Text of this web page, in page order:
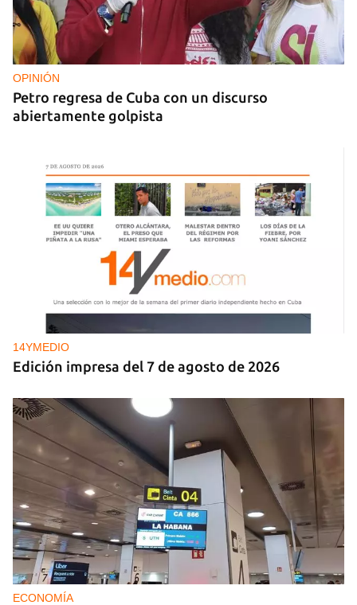
NICARAGUA
EE UU propone a la OEA convocar a los
cancilleres para "tomar medidas" contra las
decisiones de Ortega
OPINIÓN
Petro regresa de Cuba con un discurso
abiertamente golpista
14YMEDIO
Edición impresa del 7 de agosto de 2026
ECONOMÍA